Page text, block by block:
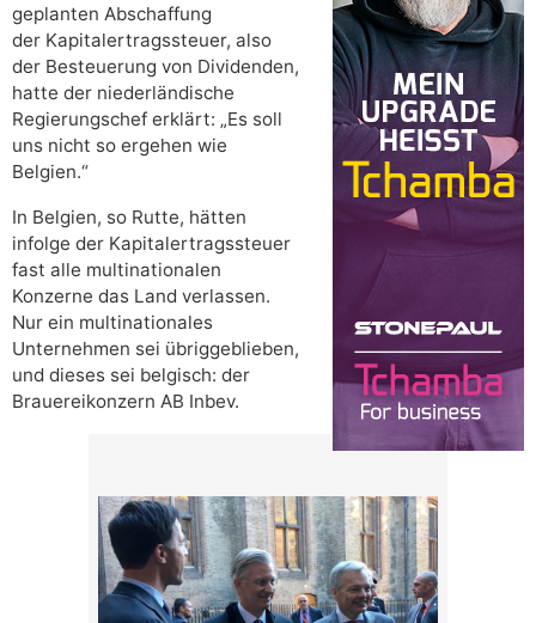
geplanten Abschaffung
der Kapitalertragssteuer, also
der Besteuerung von Dividenden,
hatte der niederländische
Regierungschef erklärt: „Es soll
uns nicht so ergehen wie
Belgien.“
In Belgien, so Rutte, hätten
infolge der Kapitalertragssteuer
fast alle multinationalen
Konzerne das Land verlassen.
Nur ein multinationales
Unternehmen sei übriggeblieben,
und dieses sei belgisch: der
Brauereikonzern AB Inbev.